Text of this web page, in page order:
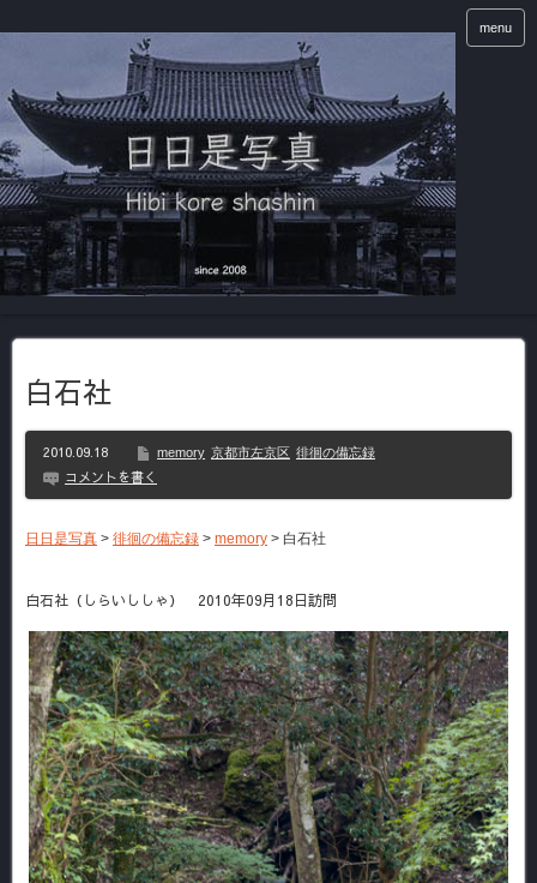
menu
白石社
2010.09.18 memory 京都市左京区 徘徊の備忘録
コメントを書く
日日是写真 > 徘徊の備忘録 > memory > 白石社
白石社（しらいししゃ） 2010年09月18日訪問